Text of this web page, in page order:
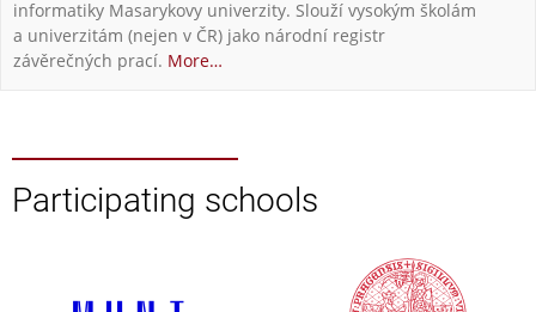
informatiky Masarykovy univerzity. Slouží vysokým školám
a univerzitám (nejen v ČR) jako národní registr
závěrečných prací. More…
Participating schools